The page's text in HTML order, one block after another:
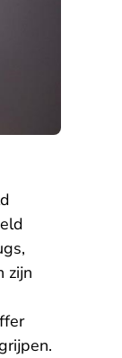
zijn